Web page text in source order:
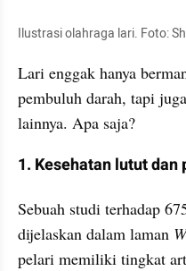
Ilustrasi olahraga lari. Foto:
Lari enggak hanya
pembuluh darah, tapi
lainnya. Apa saja?
1. Kesehatan lutut
Sebuah studi terhadap
dijelaskan dalam laman
pelari memiliki tingkat